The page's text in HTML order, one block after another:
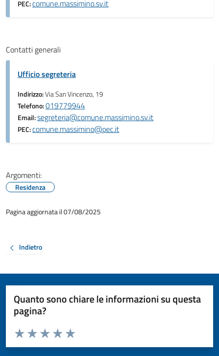
PEC:comune.massimino.sv.it
Contatti generali
Ufficio segreteria
Indirizzo:Via San Vincenzo, 19
Telefono:019779944
Email:segreteria@comune.massimino.sv.it
PEC:comune.massimino@pec.it
Argomenti:
Residenza
Pagina aggiornata il 07/08/2025
Indietro
Quanto sono chiare le informazioni su questa
pagina?
Valuta da 1 a 5 stelle la pagina
Valuta 5 stelle su 5
Valuta 4 stelle su 5
Valuta 3 stelle su 5
Valuta 2 stelle su 5
Valuta 1 stelle su 5